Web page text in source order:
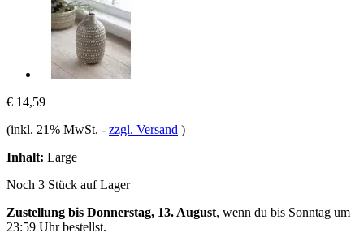
€ 14,59
(inkl. 21% MwSt. - zzgl. Versand )
Inhalt: Large
Noch 3 Stück auf Lager
Zustellung bis Donnerstag, 13. August, wenn du bis Sonntag um
23:59 Uhrbestellst.